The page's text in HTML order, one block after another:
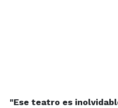
"Ese teatro es